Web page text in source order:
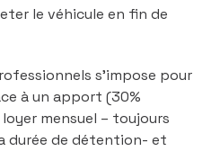
le véhicule en fin de
s’impose pour
à un apport (30%
mensuel – toujours
durée de détention- et